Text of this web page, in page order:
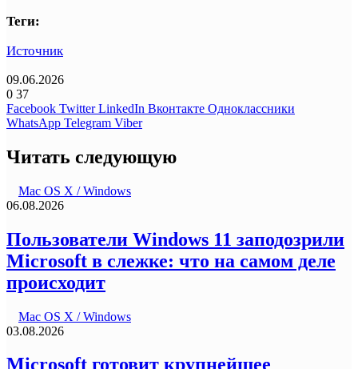
Теги:
Источник
09.06.2026
0 37
Facebook Twitter LinkedIn Вконтакте Одноклассники
WhatsApp Telegram Viber
Читать следующую
Mac OS X / Windows
06.08.2026
Пользователи Windows 11 заподозрили
Microsoft в слежке: что на самом деле
происходит
Mac OS X / Windows
03.08.2026
Microsoft готовит крупнейшее